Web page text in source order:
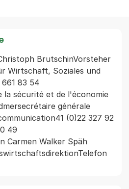
BrutschinVorsteher
Wirtschaft, Soziales und
83 54
la sécurité et de l'économie
générale
(0)22 327 92
49
Carmen Walker Späh